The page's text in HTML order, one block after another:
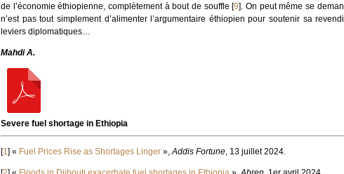
de l’économie éthiopienne, complètement à bout de souffle [9]. On peut même se
n’est pas tout simplement d’alimenter l’argumentaire éthiopien pour soutenir sa
leviers diplomatiques…
Mahdi A.
Severe fuel shortage in Ethiopia
[1] « Fuel Prices Rise as Shortages Linger »,Addis Fortune, 13 juillet 2024.